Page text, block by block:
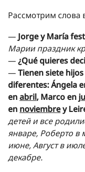
Рассмотрим слова
— Jorge y María
Марии праздник
—¿Qué quieres
—Tienen siete
diferentes: Ángela
enabril, Marco en
en noviembrey
детей и все
январе, Роберто в
июне, Август в
декабре.